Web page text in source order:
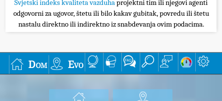
Svjetski indeks kvaliteta vazduhaprojektni tim ili njegovi agenti
odgovorni za ugovor, štetu ili bilo kakav gubitak, povredu ili štetu
nastalu direktno ili indirektno iz snabdevanja ovim podacima.
Dom Evo